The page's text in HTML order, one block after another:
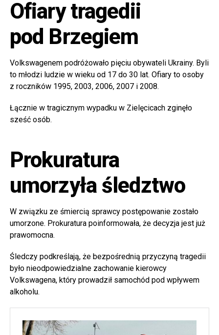
Ofiary tragedii
pod Brzegiem
Volkswagenem podróżowało pięciu obywateli Ukrainy. Byli
to młodzi ludzie w wieku od 17 do 30 lat. Ofiary to osoby
z roczników 1995, 2003, 2006, 2007 i 2008.
Łącznie w tragicznym wypadku w Zielęcicach zginęło
sześć osób.
Prokuratura
umorzyła śledztwo
W związku ze śmiercią sprawcy postępowanie zostało
umorzone. Prokuratura poinformowała, że decyzja jest już
prawomocna.
Śledczy podkreślają, że bezpośrednią przyczyną tragedii
było nieodpowiedzialne zachowanie kierowcy
Volkswagena, który prowadził samochód pod wpływem
alkoholu.